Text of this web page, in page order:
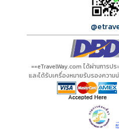
==eTravelWay.com ได้ผ่านการ
และได้รับเครื่องหมายรับรองความ